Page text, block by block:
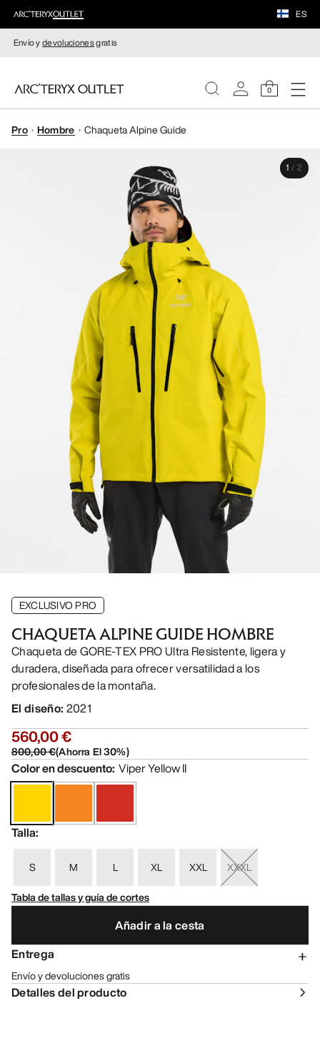
ES
Envío ydevolucionesgratis
0
MUJERE
Pro Hombre Chaqueta Alpine Guide
1 / 2
EXCLUSIVO PRO
CHAQUETA ALPINE GUIDE HOMBRE
Chaqueta de GORE-TEX PRO Ultra Resistente, ligera y
duradera, diseñada para ofrecer versatilidad a los
profesionales de la montaña.
El diseño: 2021
560,00 €
800,00 €(Ahorra El30%)
Color en descuento: Viper Yellow II
Talla:
S M L XL XXL
XXXL
Tabla de tallas y guía de cortes
Añadir a la cesta
Entrega
Envío y devoluciones gratis
Detalles del producto